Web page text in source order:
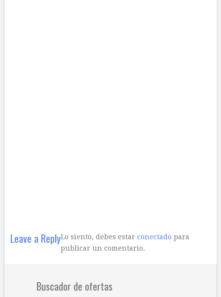
Leave a ReplyLo siento, debes estar conectado para
publicar un comentario.
Buscador de ofertas